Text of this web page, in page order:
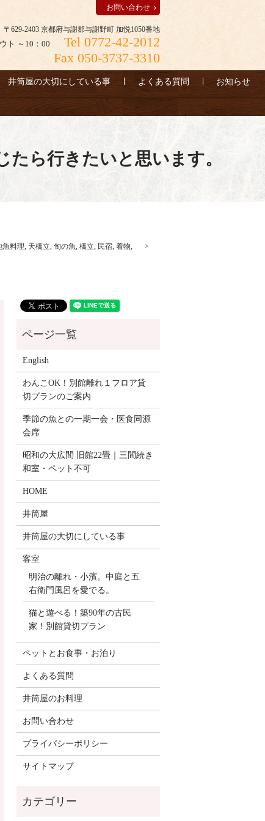
〒629-2403 京都府与謝郡与謝野町 加悦1050番地
ト ～10：00
Tel 0772-42-2012
Fax 050-3737-3310
お問い合わせ
井筒屋の大切にしている事 よくある質問 お知らせ
ら行きたいと思います。
魚料理, 天橋立, 旬の魚, 橋立, 民宿, 着物,
English
わんこOK！別館離れ１フロア貸
切プランのご案内
季節の魚との一期一会・医食同源
会席
昭和の大広間 旧館22畳｜三間続き
和室・ペット不可
HOME
井筒屋
井筒屋の大切にしている事
客室
明治の離れ・小濱。中庭と五
右衛門風呂を愛でる。
猫と遊べる！築90年の古民
家！別館貸切プラン
ペットとお食事・お泊り
よくある質問
井筒屋のお料理
お問い合わせ
プライバシーポリシー
サイトマップ